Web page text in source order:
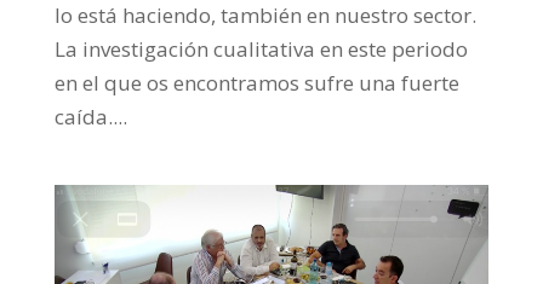
lo está haciendo, también en nuestro sector.
La investigación cualitativa en este periodo
en el que os encontramos sufre una fuerte
caída....